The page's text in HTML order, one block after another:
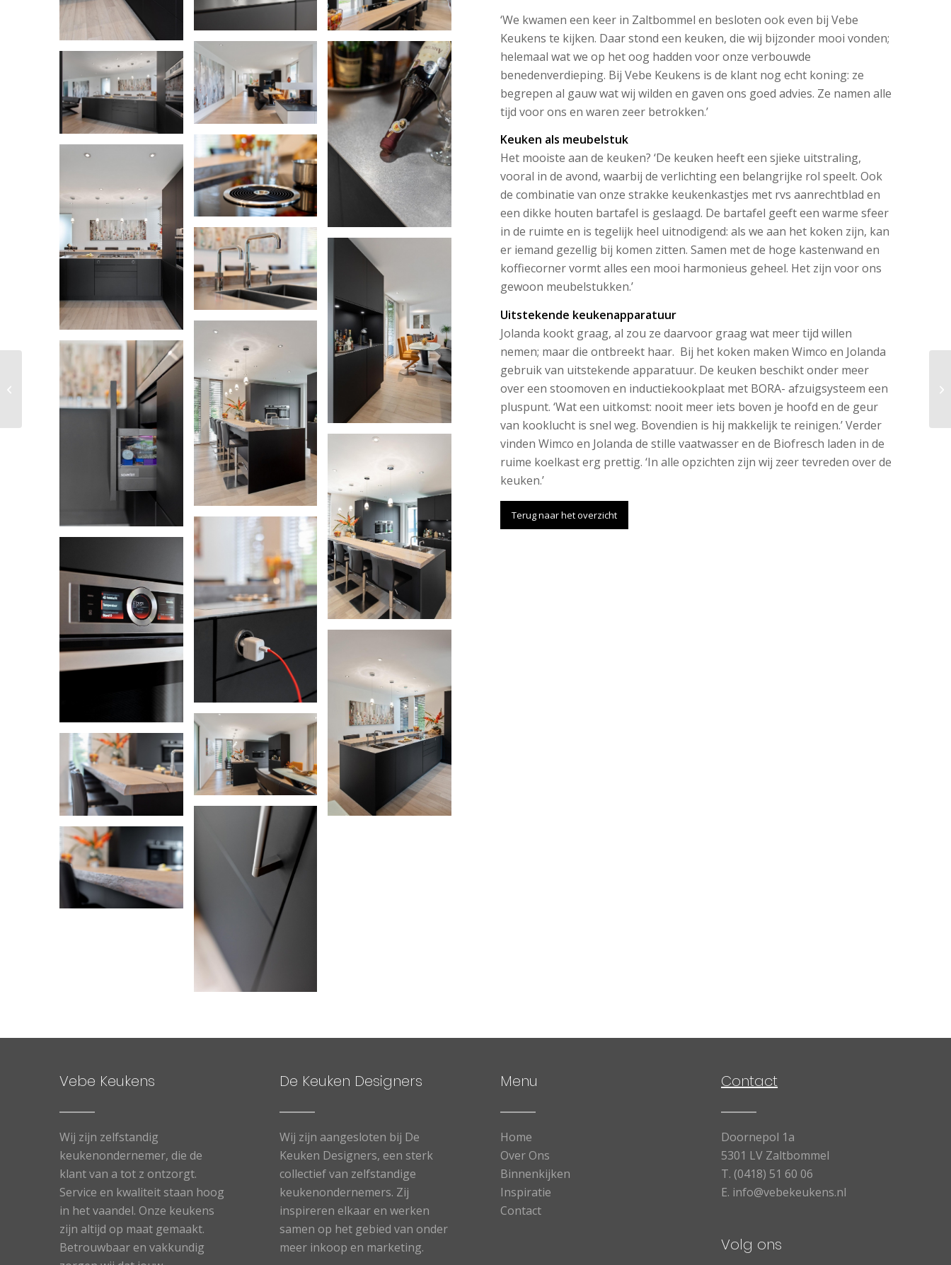
‘We kwamen een keer in Zaltbommel en besloten ook even bij Vebe
Keukens te kijken. Daar stond een keuken, die wij bijzonder mooi vonden;
helemaal wat we op het oog hadden voor onze verbouwde
benedenverdieping. Bij Vebe Keukens is de klant nog echt koning: ze
begrepen al gauw wat wij wilden en gaven ons goed advies. Ze namen alle
tijd voor ons en waren zeer betrokken.’
Keuken als meubelstuk
Het mooiste aan de keuken? ‘De keuken heeft een sjieke uitstraling,
vooral in de avond, waarbij de verlichting een belangrijke rol speelt. Ook
de combinatie van onze strakke keukenkastjes met rvs aanrechtblad en
een dikke houten bartafel is geslaagd. De bartafel geeft een warme sfeer
in de ruimte en is tegelijk heel uitnodigend: als we aan het koken zijn, kan
er iemand gezellig bij komen zitten. Samen met de hoge kastenwand en
koffiecorner vormt alles een mooi harmonieus geheel. Het zijn voor ons
gewoon meubelstukken.’
Uitstekende keukenapparatuur
Jolanda kookt graag, al zou ze daarvoor graag wat meer tijd willen
nemen; maar die ontbreekt haar. Bij het koken maken Wimco en Jolanda
gebruik van uitstekende apparatuur. De keuken beschikt onder meer
over een stoomoven en inductiekookplaat met BORA- afzuigsysteem een
pluspunt. ‘Wat een uitkomst: nooit meer iets boven je hoofd en de geur
van kooklucht is snel weg. Bovendien is hij makkelijk te reinigen.’ Verder
vinden Wimco en Jolanda de stille vaatwasser en de Biofresch laden in de
ruime koelkast erg prettig. ‘In alle opzichten zijn wij zeer tevreden over de
keuken.’
Terug naar het overzicht
Vebe Keukens
Wij zijn zelfstandig
keukenondernemer, die de
klant van a tot z ontzorgt.
Service en kwaliteit staan hoog
in het vaandel. Onze keukens
zijn altijd op maat gemaakt.
Betrouwbaar en vakkundig
De Keuken Designers
Wij zijn aangesloten bij De
Keuken Designers, een sterk
collectief van zelfstandige
keukenondernemers. Zij
inspireren elkaar en werken
samen op het gebied van onder
meer inkoop en marketing.
Menu
Home
Over Ons
Binnenkijken
Inspiratie
Contact
Contact
Doornepol 1a
5301 LV Zaltbommel
T. (0418) 51 60 06
E. info@vebekeukens.nl
Volg ons
Louw en Ingrid